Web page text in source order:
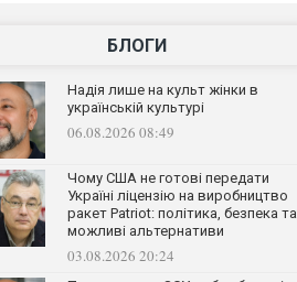
БЛОГИ
Надія лише на культ жінки в
українській культурі
06.08.2026 08:49
Чому США не готові передати
Україні ліцензію на виробництво
ракет Patriot: політика, безпека та
можливі альтернативи
03.08.2026 20:24